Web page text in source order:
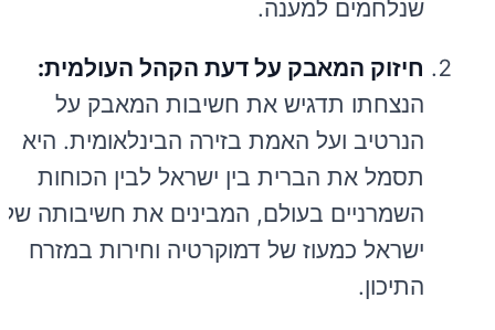
שנלחמים למענה.
חיזוק המאבק על דעת הקהל העולמית:
הנצחתו תדגיש את חשיבות המאבק על
הנרטיב ועל האמת בזירה הבינלאומית. היא
תסמל את הברית בין ישראל לבין הכוחות
השמרניים בעולם, המבינים את חשיבותה של
ישראל כמעוז של דמוקרטיה וחירות במזרח
התיכון.